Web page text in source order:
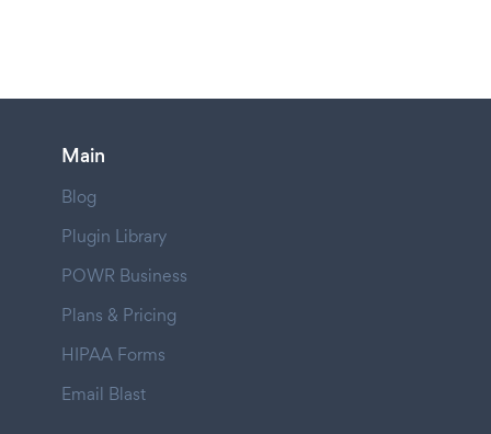
Main
Blog
Plugin Library
POWR Business
Plans & Pricing
HIPAA Forms
Email Blast